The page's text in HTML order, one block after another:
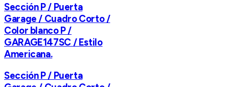
Sección P / Puerta
Garage / Cuadro Corto /
Color blanco P /
GARAGE147SC / Estilo
Americana.
Sección P / Puerta